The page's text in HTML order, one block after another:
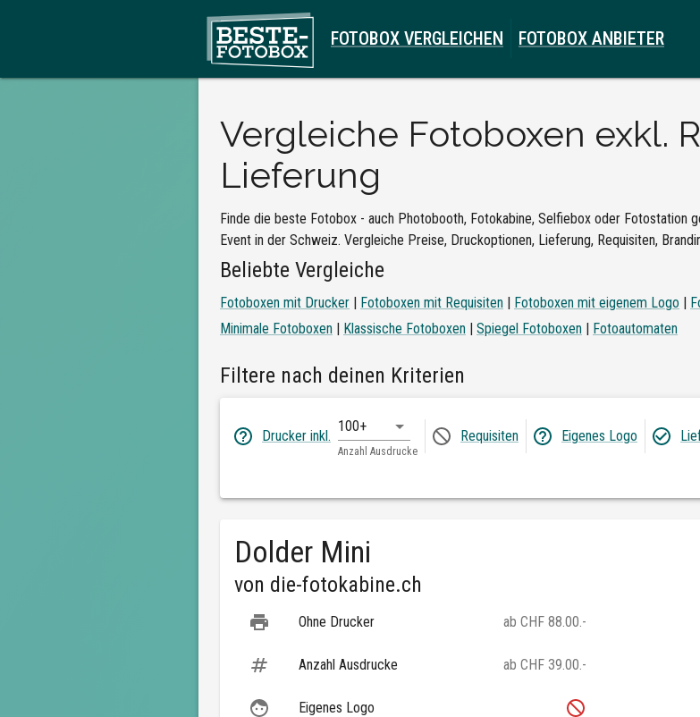
FOTOBOX VERGLEICHEN FOTOBOX ANBIETER
Vergleiche Fotoboxen exkl.
Lieferung
Finde die beste Fotobox - auch Photobooth, Fotokabine, Selfiebox oder Fotostation
Event in der Schweiz. Vergleiche Preise, Druckoptionen, Lieferung, Requisiten,
Beliebte Vergleiche
Fotoboxen mit Drucker | Fotoboxen mit Requisiten | Fotoboxen mit eigenem Logo |
Minimale Fotoboxen
Klassische Fotoboxen Spiegel Fotoboxen Fotoautomaten
Filtere nach deinen Kriterien
Drucker inkl.
100+
Anzahl Ausdrucke
Requisiten Eigenes Logo
Dolder Mini
von die-fotokabine.ch
Ohne Drucker ab CHF 88.00.-
Anzahl Ausdrucke ab CHF 39.00.-
Eigenes Logo